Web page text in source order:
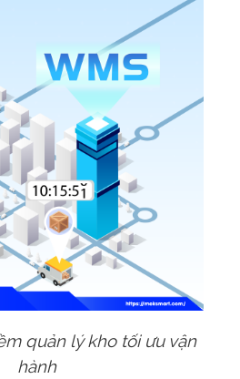
quản lý kho tối ưu vận
hành